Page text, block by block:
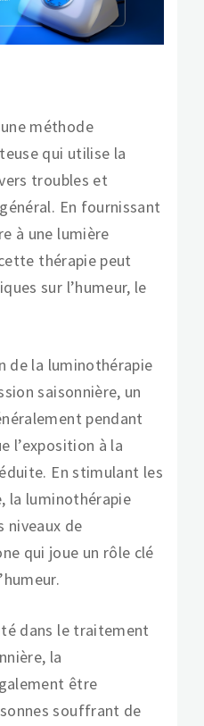
méthode
qui utilise la
troubles et
En fournissant
à une lumière
thérapie peut
sur l’humeur, le
de la luminothérapie
saisonnière, un
pendant
l’exposition à la
En stimulant les
la luminothérapie
niveaux de
qui joue un rôle clé
dans le traitement
la
être
souffrant de